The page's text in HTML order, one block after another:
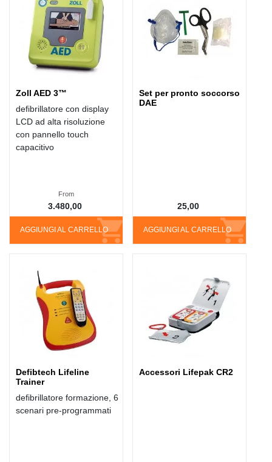
Zoll AED 3™
defibrillatore con display
LCD ad alta risoluzione
con pannello touch
capacitivo
AGGIUNGI AL CARRELLO
From
3.480,00
Set per pronto soccorso
DAE
AGGIUNGI AL CARRELLO
25,00
Defibtech Lifeline
Trainer
defibrillatore formazione, 6
scenari pre-programmati
Accessori Lifepak CR2